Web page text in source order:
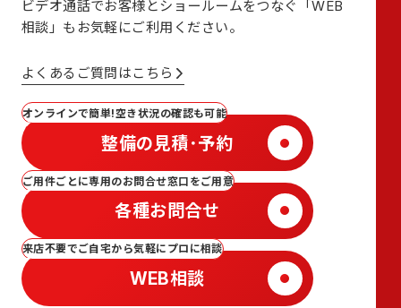
ビデオ通話でお客様とショールームをつなぐ
「WEB
相談」も お気軽にご利用ください。
よくあるご質問はこちら
オンラインで簡単!空き状況の確認も可能
整備の見積･予約
ご用件ごとに専用のお問合せ窓口をご用意
各種お問合せ
来店不要でご自宅から気軽にプロに相談
WEB相談